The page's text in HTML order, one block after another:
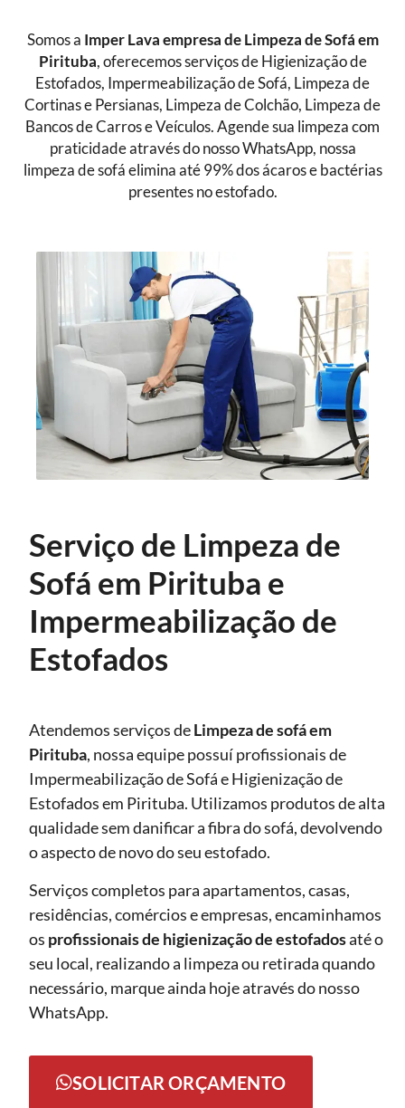
Somos a Imper Lava empresa de Limpeza de Sofá em
Pirituba, oferecemos serviços de Higienização de
Estofados, Impermeabilização de Sofá, Limpeza de
Cortinas e Persianas, Limpeza de Colchão, Limpeza de
Bancos de Carros e Veículos. Agende sua limpeza com
praticidade através do nosso WhatsApp, nossa
limpeza de sofá elimina até 99% dos ácaros e bactérias
presentes no estofado.
Serviço de Limpeza de
Sofá em Pirituba e
Impermeabilização de
Estofados
Atendemos serviços deLimpeza de sofáem
Pirituba, nossa equipe possuí profissionais de
Impermeabilização de Sofá e Higienização de
Estofados em Pirituba. Utilizamos produtos de alta
qualidade sem danificar a fibra do sofá, devolvendo
o aspecto de novo do seu estofado.
Serviços completos para apartamentos, casas,
residências, comércios e empresas, encaminhamos
os profissionais de higienização de estofadosaté o
seu local, realizando a limpeza ou retirada quando
necessário, marque ainda hoje através do nosso
WhatsApp.
SOLICITAR ORÇAMENTO